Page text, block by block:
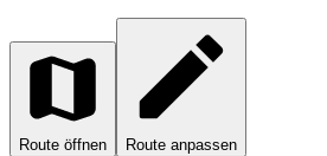
Route öffnen Route anpassen